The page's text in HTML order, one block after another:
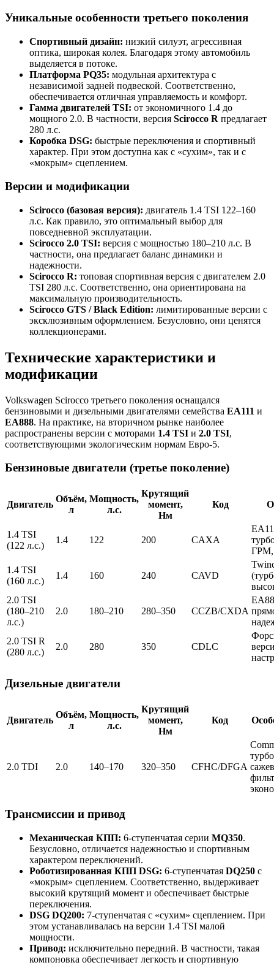
Уникальные особенности третьего поколения
Спортивный дизайн: низкий силуэт, агрессивная
оптика, широкая колея. Благодаря этому автомобиль
выделяется в потоке.
Платформа PQ35: модульная архитектура с
независимой задней подвеской. Соответственно,
обеспечивается отличная управляемость и комфорт.
Гамма двигателей TSI: от экономичного 1.4 до
мощного 2.0. В частности, версия Scirocco R предлагает
280 л.с.
Коробка DSG: быстрые переключения и спортивный
характер. При этом доступна как с «сухим», так и с
«мокрым» сцеплением.
Версии и модификации
Scirocco (базовая версия): двигатель 1.4 TSI 122–160
л.с. Как правило, это оптимальный выбор для
повседневной эксплуатации.
Scirocco 2.0 TSI: версия с мощностью 180–210 л.с. В
частности, она предлагает баланс динамики и
надежности.
Scirocco R: топовая спортивная версия с двигателем 2.0
TSI 280 л.с. Соответственно, она ориентирована на
максимальную производительность.
Scirocco GTS / Black Edition: лимитированные версии с
эксклюзивным оформлением. Безусловно, они ценятся
коллекционерами.
Технические характеристики и
модификации
Volkswagen Scirocco третьего поколения оснащался
бензиновыми и дизельными двигателями семейства EA111 и
EA888. На практике, на вторичном рынке наиболее
распространены версии с моторами 1.4 TSI и 2.0 TSI,
соответствующими экологическим нормам Евро-5.
Бензиновые двигатели (третье поколение)
Двигатель
Объём,
л
Мощность,
л.с.
Крутящий
момент,
Нм
Код
1.4 TSI
(122 л.с.)
1.4 122 200 CAXA
ГРМ,
1.4 TSI
(160 л.с.)
1.4 160 240 CAVD
2.0 TSI
(180–210
л.с.)
2.0 180–210 280–350 CCZB/CXDA
2.0 TSI R
(280 л.с.)
2.0 280 350 CDLC
Дизельные двигатели
Двигатель
Объём,
л
Мощность,
л.с.
Крутящий
момент,
Нм
Код
2.0 TDI 2.0 140–170 320–350 CFHC/DFGA
Трансмиссии и привод
Механическая КПП: 6-ступенчатая серии MQ350.
Безусловно, отличается надежностью и спортивным
характером переключений.
Роботизированная КПП DSG: 6-ступенчатая DQ250 с
«мокрым» сцеплением. Соответственно, выдерживает
высокий крутящий момент и обеспечивает быстрые
переключения.
DSG DQ200: 7-ступенчатая с «сухим» сцеплением. При
этом устанавливалась на версии 1.4 TSI малой
мощности.
Привод: исключительно передний. В частности, такая
компоновка обеспечивает легкость и спортивную